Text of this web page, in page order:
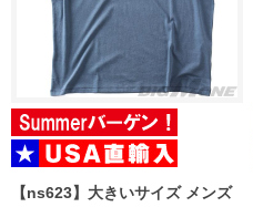
【ns623】大きいサイズ メンズ